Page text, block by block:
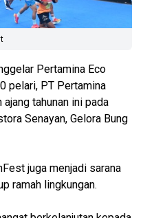
Pertamina Eco
pelari, PT Pertamina
tahunan ini pada
Senayan, Gelora Bung
juga menjadi sarana
ramah lingkungan.